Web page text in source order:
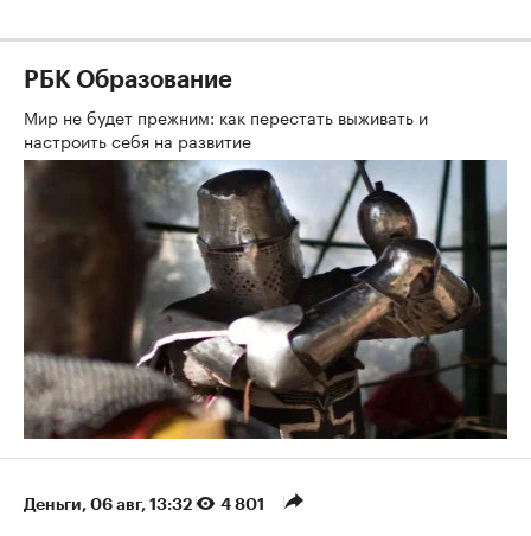
РБК Образование
Мир не будет прежним: как перестать выживать и
настроить себя на развитие
Деньги 06 авг, 13:32 4 801